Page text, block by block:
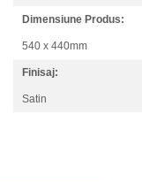
Dimensiune Produs:
540 x 440mm
Finisaj:
Satin